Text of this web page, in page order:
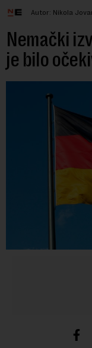
Autor: Nikola
Nemački
je bilo